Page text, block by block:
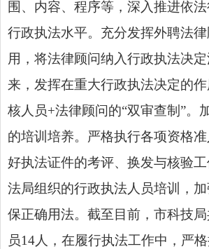
围、内容、程序等，深入推进依
行政执法水平。充分发挥外聘法
用，将法律顾问纳入行政执法决
来，发挥在重大行政执法决定的
核人员+法律顾问的“双审查制”。
的培训培养。严格执行各项资格
好执法证件的考评、换发与核验
法局组织的行政执法人员培训，
保正确用法。截至目前，市科技
员14人，在履行执法工作中，严